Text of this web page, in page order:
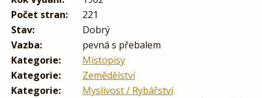
Počet stran:
221
Stav:
Dobrý
Vazba:
pevná s přebalem
Kategorie:
Místopisy
Kategorie:
Zemědělství
Kategorie:
Myslivost / Rybářství